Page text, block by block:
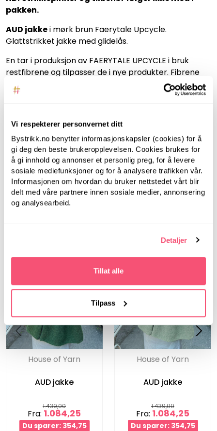
Vi respekterer personvernet ditt
Bystrikk.no benytter informasjonskapsler (cookies) for å
gi deg den beste brukeropplevelsen. Cookies brukes for
å gi innhold og annonser et personlig preg, for å levere
sosiale mediefunksjoner og for å analysere trafikken vår.
Informasjonen om hvordan du bruker nettstedet vårt blir
delt med våre partnere innen sosiale medier, annonsering
og analysearbeid.
Detaljer
Tillat alle
Tilpass
pakken.
AUD jakkei mørk brun Faerytale Upcycle.
Glattstrikket jakke med glidelås.
En tar i produksjon av FAERYTALE UPCYCLE i bruk
restfibrene og tilpasser de i nye produkter. Fibrene
blir ikke blitt brutt ned, ødelagt eller behandlet med
nye kjemikaler. Dette gir et bærekraftig garn som
Oppskriften er utarbeidet av Hrönn Jónsdóttir i
samarbeid med Øyunn Krogh.
Liker du ikke fargen, er det bare å klikke seg inn på
paletten og velge den du liker best.
ANBEFALT FOR DEG
House of Yarn
AUD jakke
1.439,00
Fra: 1.084,25
Du sparer: 354,75
House of Yarn
AUD jakke
1.439,00
Fra: 1.084,25
Du sparer: 354,75